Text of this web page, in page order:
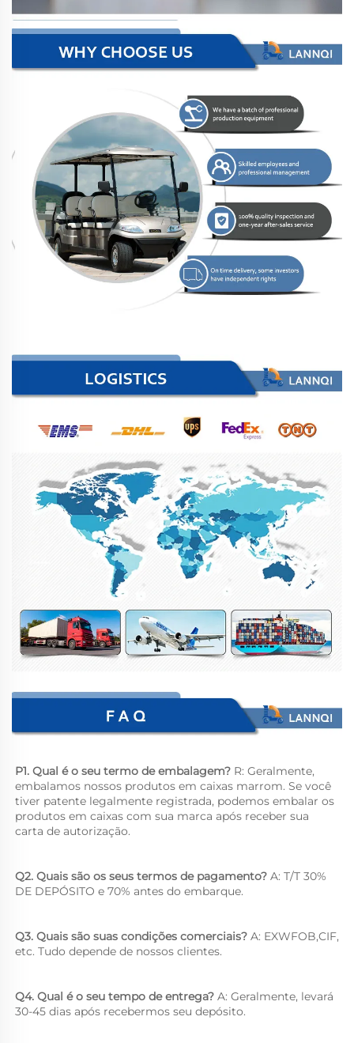
P1. Qual é o seu termo de embalagem? R: Geralmente,
embalamos nossos produtos em caixas marrom. Se você
tiver patente legalmente registrada, podemos embalar os
produtos em caixas com sua marca após receber sua
carta de autorização.
Q2. Quais são os seus termos de pagamento? A: T/T 30%
DE DEPÓSITO e 70% antes do embarque.
Q3. Quais são suas condições comerciais? A: EXWFOB,CIF,
etc. Tudo depende de nossos clientes.
Q4. Qual é o seu tempo de entrega? A: Geralmente, levará
30-45 dias após recebermos seu depósito.